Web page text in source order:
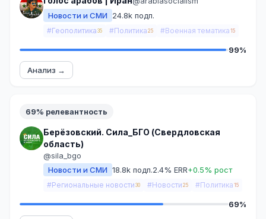
Новости и СМИ
24.8k подп.
#Геополитика 35 #Политика 25 #Военная тематика 15
99%
Анализ →
69% релевантность
Берёзовский. Сила_БГО (Свердловская
область)
@sila_bgo
Новости и СМИ 18.8k подп.2.4% ERR+0.5% рост
#Региональные новости 30 #Новости 25 #Политика 15
69%